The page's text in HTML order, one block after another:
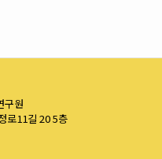
구원
로11길 20 5층